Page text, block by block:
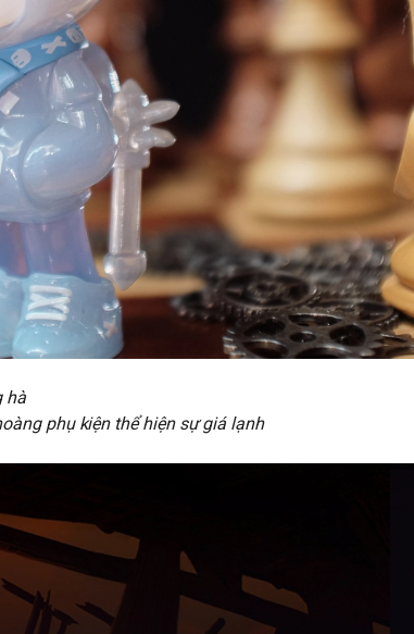
hà
phụ kiện thể hiện sự giá lạnh